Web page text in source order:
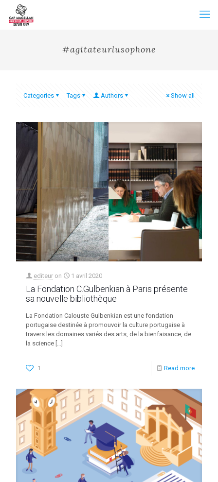
#agitateurlusophone
Categories Tags Authors Show all
editeur on 1 avril 2020
La Fondation C.Gulbenkian à Paris présente
sa nouvelle bibliothèque
La Fondation Calouste Gulbenkian est une fondation
portugaise destinée à promouvoir la culture portugaise à
travers les domaines variés des arts, de la bienfaisance, de
la science […]
1 Read more